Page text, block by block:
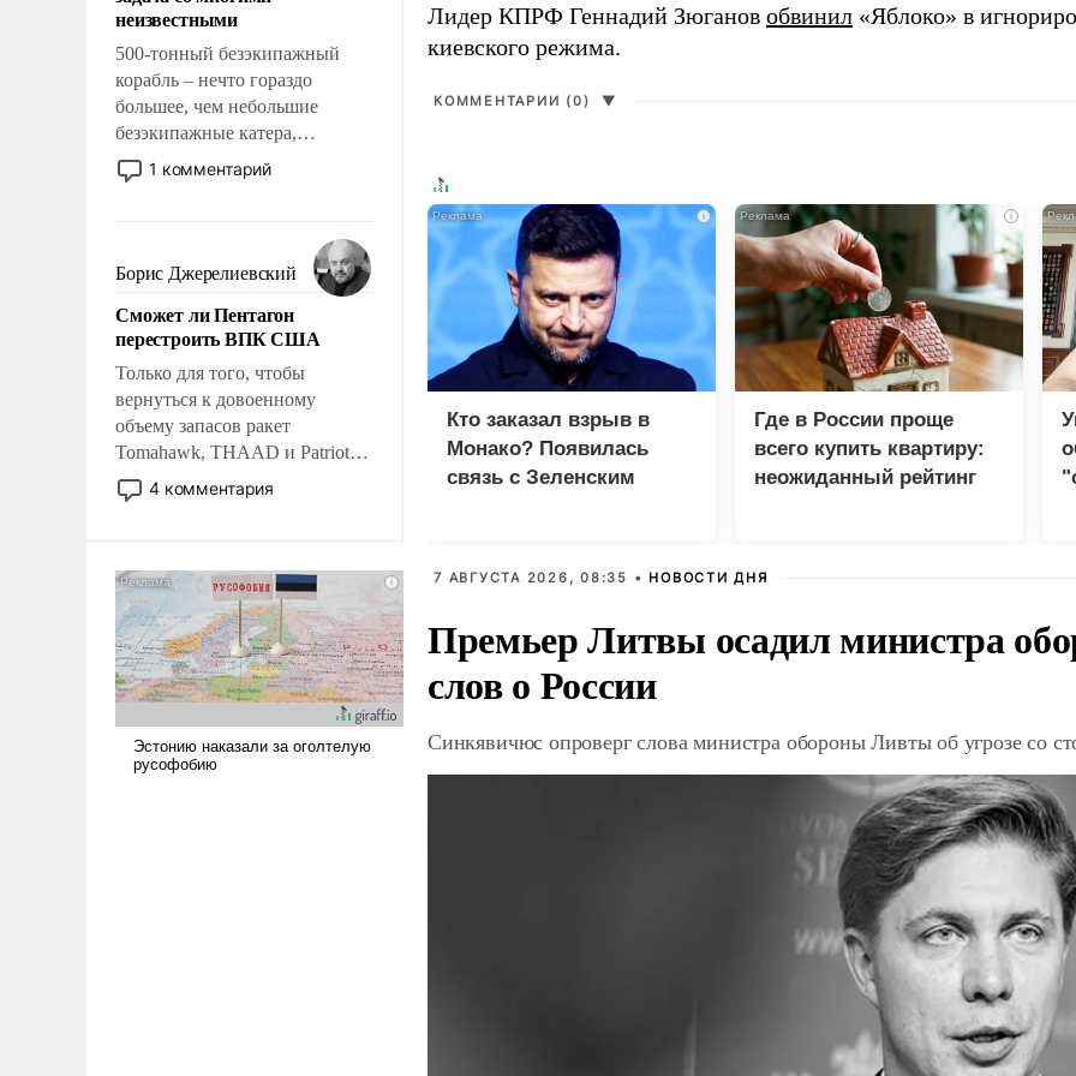
неизвестными
500-тонный безэкипажный
корабль – нечто гораздо
большее, чем небольшие
безэкипажные катера,
применение которых уже
стало обыденностью. Задача по
сложна и амбициозна. Однако
и ее реализация радикально
поднимет наши боевые
возможности.
1 комментарий
Борис Джерелиевский
Сможет ли Пентагон
перестроить ВПК США
Только для того, чтобы
вернуться к довоенному
объему запасов ракет
Tomahawk, THAAD и Patriot
США потребуется более трех
лет. Даже небольшая война с
Сложившаяся ситуация
означает многолетний период
уязвимости США, например,
перед Китаем.
4 комментария
Лидер КПРФ Геннадий Зюганов обвинил «Яблоко» в
киевского режима.
КОММЕНТАРИИ (0) ▼
i
Кто заказал взрыв в
Монако? Появилась
связь с Зеленским
i
Где в России проще
всего купить квартиру:
неожиданный рейтинг
7 АВГУСТА 2026, 08:35 • НОВОСТИ ДНЯ
Премьер Литвы осадил министра
слов о России
Синкявичюс опроверг слова министра обороны Ливты об угрозе со